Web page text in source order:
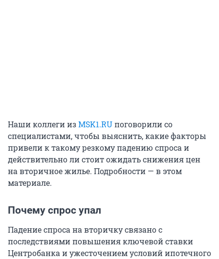
Наши коллеги изMSK1.RUпоговорили со
специалистами, чтобы выяснить, какие факторы
привели к такому резкому падению спроса и
действительно ли стоит ожидать снижения цен
на вторичное жилье. Подробности — в этом
материале.
Почему спрос упал
Падение спроса на вторичку связано с
последствиями повышения ключевой ставки
Центробанка и ужесточением условий ипотечного